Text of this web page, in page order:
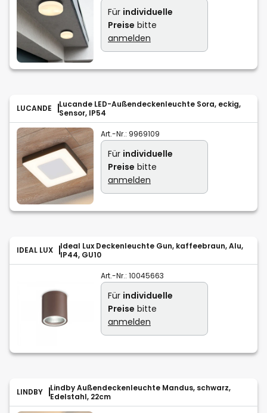
Für individuelle
Preise bitte
anmelden
LUCANDE
Lucande LED-Außendeckenleuchte Sora, eckig,
Sensor, IP54
Art.-Nr.: 9969109
Für individuelle
Preise bitte
anmelden
IDEAL LUX
Ideal Lux Deckenleuchte Gun, kaffeebraun, Alu,
IP44, GU10
Art.-Nr.: 10045663
Für individuelle
Preise bitte
anmelden
LINDBY
Lindby Außendeckenleuchte Mandus, schwarz,
Edelstahl, 22cm